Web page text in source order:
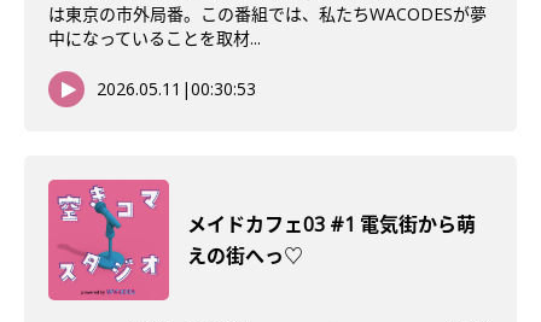
は東京の市外局番。この番組では、私たちWACODESが夢
中になっていることを取材...
2026.05.11 |00:30:53
メイドカフェ03 #1 電気街から萌
えの街へっ♡